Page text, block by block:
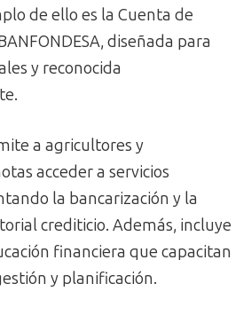
de ello es la Cuenta de
diseñada para
y reconocida
a agricultores y
acceder a servicios
la bancarización y la
crediticio. Además, incluye
financiera que capacitan
y planificación.